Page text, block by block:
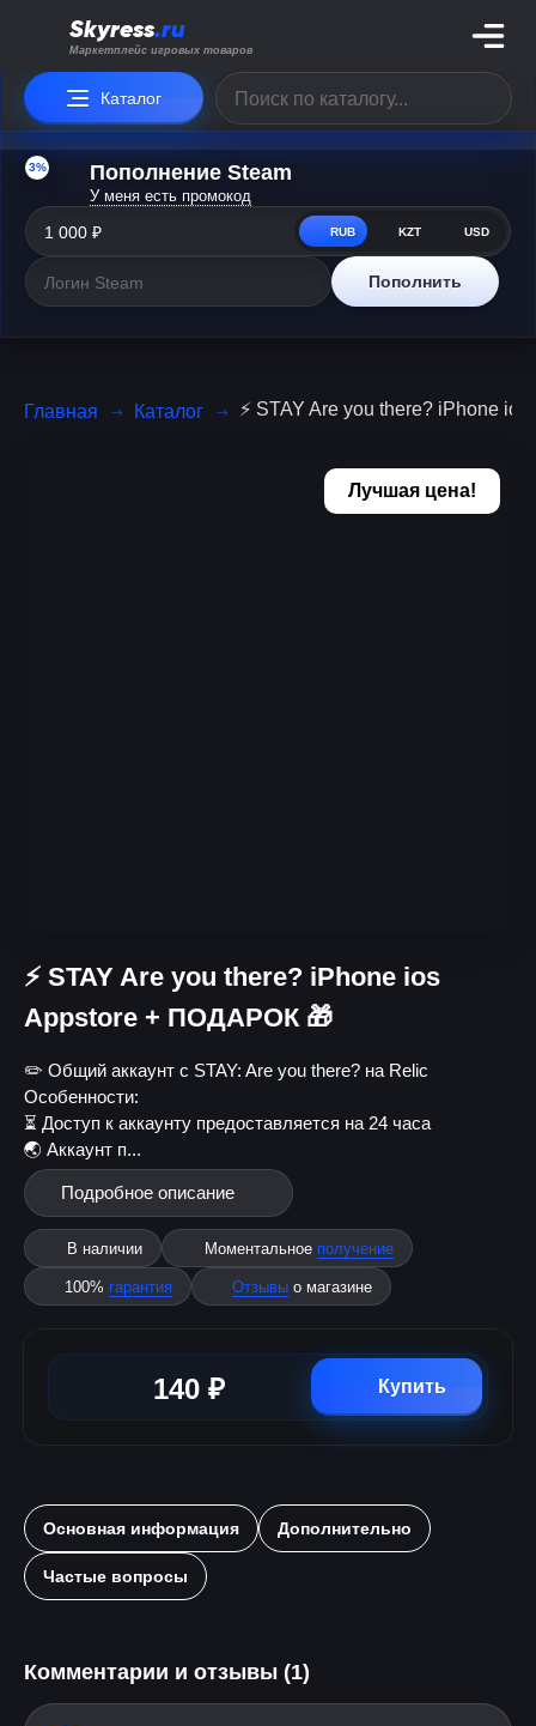
Skyress.ru
Маркетплейс игровых товаров
Каталог
3% Пополнение Steam
У меня есть промокод
RUB KZT USD
Пополнить
Главная Каталог ⚡️ STAY Are you there? iPhone
Лучшая цена!
⚡️ STAY Are you there? iPhone ios
Appstore + ПОДАРОК 🎁
✏️ Общий аккаунт с STAY: Are you there? на Relic
Особенности:
⏳ Доступ к аккаунту предоставляется на 24 часа
🌏 Аккаунт п...
Подробное описание
В наличии Моментальное получение
100% гарантия Отзывы о магазине
140 ₽ Купить
Основная информация Дополнительно
Частые вопросы
Комментарии и отзывы (1)